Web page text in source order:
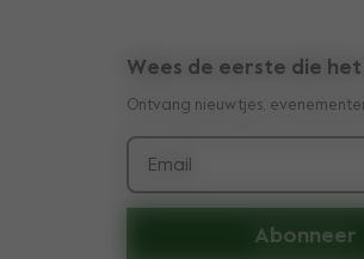
Wees de eerste die
Ontvang nieuwtjes,
Email
Abonneer